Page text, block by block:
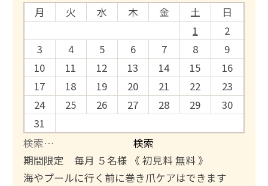
月
火 水 木 金 土
日
1
2
3
4 5 6 7 8
9
10
11 12 13 14 15
16
17
18 19 20 21 22
23
24
25 26 27 28 29
30
31
検
索
:
期間限定 毎月 ５名様 《 初見料 無料 》
海やプールに行く前に巻き爪ケアはできます